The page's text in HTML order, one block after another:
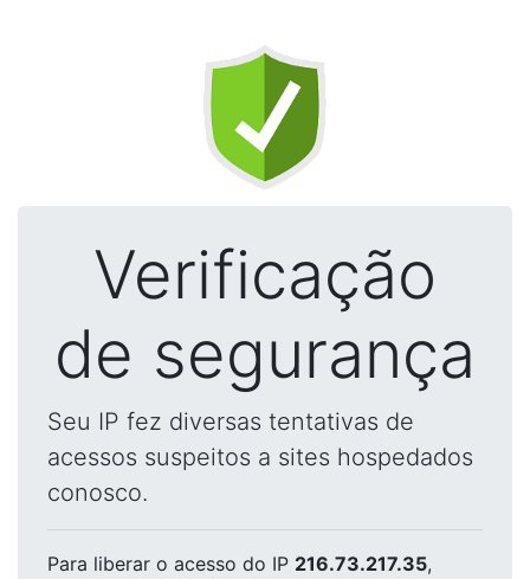
Verificação
de segurança
Seu IP fez diversas tentativas de
acessos suspeitos a sites hospedados
conosco.
Para liberar o acesso do IP 216.73.217.35,